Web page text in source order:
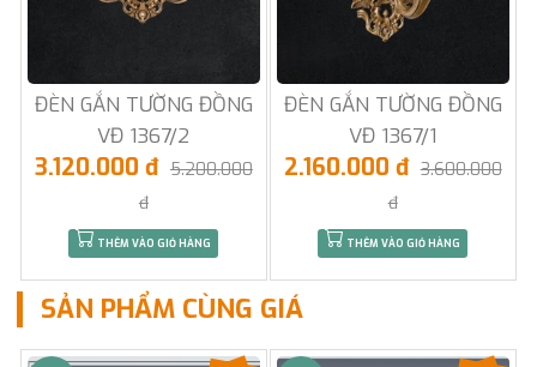
ĐÈN GẮN TƯỜNG ĐỒNG
VĐ 1367/2
3.120.000 đ 5.200.000
đ
THÊM VÀO GIỎ HÀNG
ĐÈN GẮN TƯỜNG ĐỒNG
VĐ 1367/1
2.160.000 đ 3.600.000
đ
THÊM VÀO GIỎ HÀNG
SẢN PHẨM CÙNG GIÁ